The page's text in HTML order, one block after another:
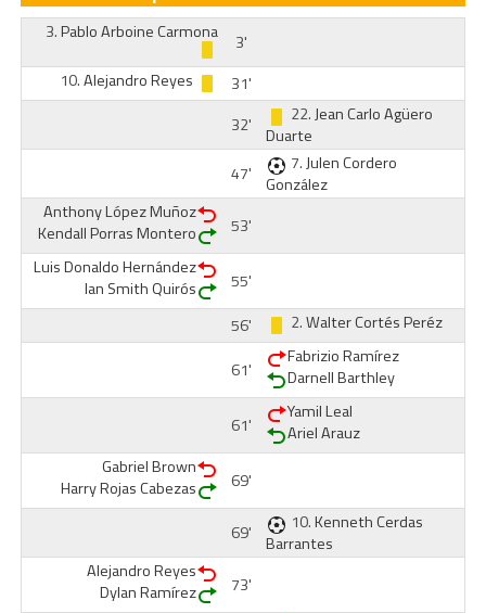
3.Pablo Arboine Carmona
3'
10.Alejandro Reyes
31'
32'
22.Jean Carlo Agüero
Duarte
47'
7.Julen Cordero
González
Anthony López Muñoz
Kendall Porras Montero
53'
Luis Donaldo Hernández
Ian Smith Quirós
55'
56'
2.Walter Cortés Peréz
61'
Fabrizio Ramírez
Darnell Barthley
61'
Yamil Leal
Ariel Arauz
Gabriel Brown
Harry Rojas Cabezas
69'
69' 10.Kenneth Cerdas
Barrantes
Alejandro Reyes
Dylan Ramírez
73'